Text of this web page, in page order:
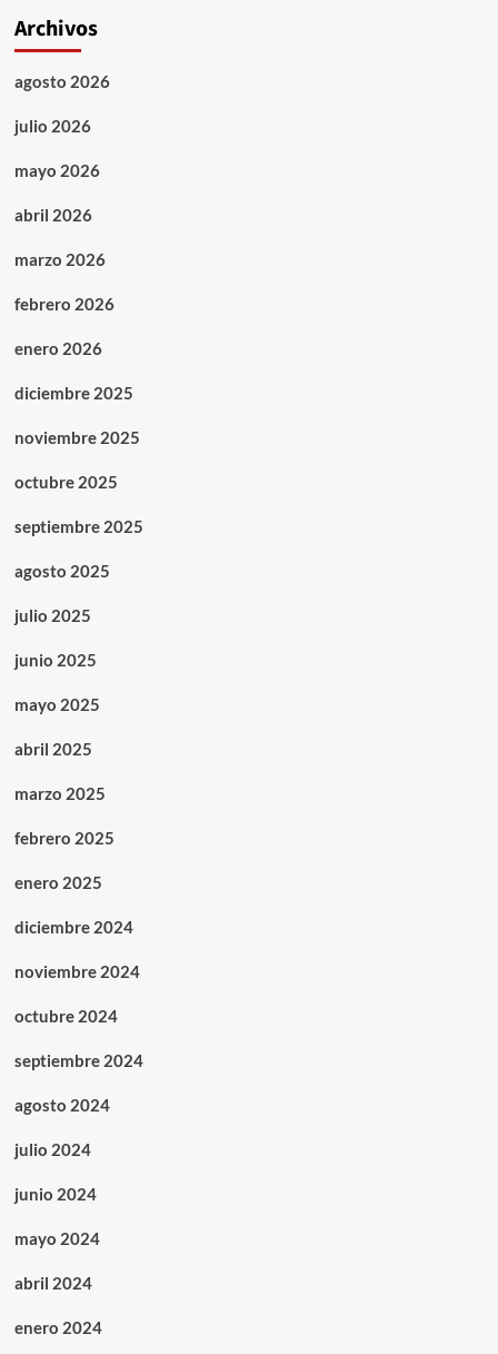
Archivos
agosto 2026
julio 2026
mayo 2026
abril 2026
marzo 2026
febrero 2026
enero 2026
diciembre 2025
noviembre 2025
octubre 2025
septiembre 2025
agosto 2025
julio 2025
junio 2025
mayo 2025
abril 2025
marzo 2025
febrero 2025
enero 2025
diciembre 2024
noviembre 2024
octubre 2024
septiembre 2024
agosto 2024
julio 2024
junio 2024
mayo 2024
abril 2024
enero 2024